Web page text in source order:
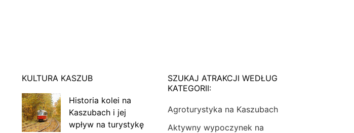
KULTURA KASZUB
Historia kolei na
Kaszubach i jej
wpływ na turystykę
SZUKAJ ATRAKCJI WEDŁUG
KATEGORII:
Agroturystyka na Kaszubach
Aktywny wypoczynek na